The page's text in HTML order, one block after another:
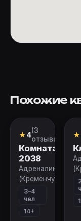
Похожие
Перформанс
★4(3
отзыва)
Комната
2038
Адреналин
(Кременчуг)
3–4
чел
14+
★